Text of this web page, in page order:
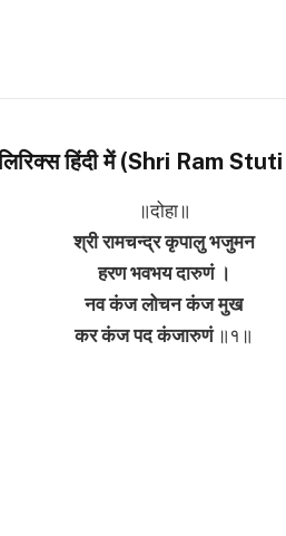
लिरिक्स हिंदी में (Shri Ram
॥दोहा॥
श्री रामचन्द्र कृपालु भजुमन
हरण भवभय दारुणं ।
नव कंज लोचन कंज मुख
कर कंज पद कंजारुणं॥१॥